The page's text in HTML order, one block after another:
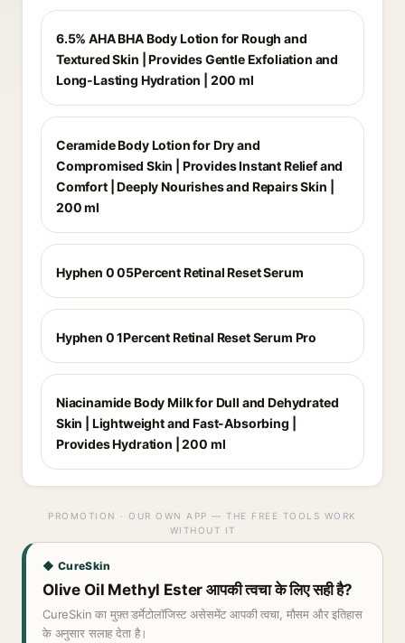
6.5% AHA BHA Body Lotion for Rough and
Textured Skin | Provides Gentle Exfoliation and
Long-Lasting Hydration | 200 ml
Ceramide Body Lotion for Dry and
Compromised Skin | Provides Instant Relief and
Comfort | Deeply Nourishes and Repairs Skin |
200 ml
Hyphen 0 05Percent Retinal Reset Serum
Hyphen 0 1Percent Retinal Reset Serum Pro
Niacinamide Body Milk for Dull and Dehydrated
Skin | Lightweight and Fast-Absorbing |
Provides Hydration | 200 ml
PROMOTION · OUR OWN APP — THE FREE TOOLS WORK
WITHOUT IT
◆ CureSkin
Olive Oil Methyl Ester आपकी त्वचा के लिए सही है?
CureSkin का मुफ़्त डर्मेटोलॉजिस्ट असेसमेंट आपकी त्वचा, मौसम और इतिहास
के अनुसार सलाह देता है।